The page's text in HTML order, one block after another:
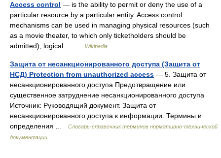
Access control — is the ability to permit or deny the use of a
particular resource by a particular entity. Access control
mechanisms can be used in managing physical resources (such
as a movie theater, to which only ticketholders should be
admitted), logical… …
Wikipedia
Защита от несанкционированного доступа (Защита от
НСД) Protection from unauthorized access — 5. Защита от
несанкционированного доступа Предотвращение или
существенное затруднение несанкционированного доступа
Источник: Руководящий документ. Защита от
несанкционированного доступа к информации. Термины и
определения …
Словарь-справочник терминов нормативно-технической
документации